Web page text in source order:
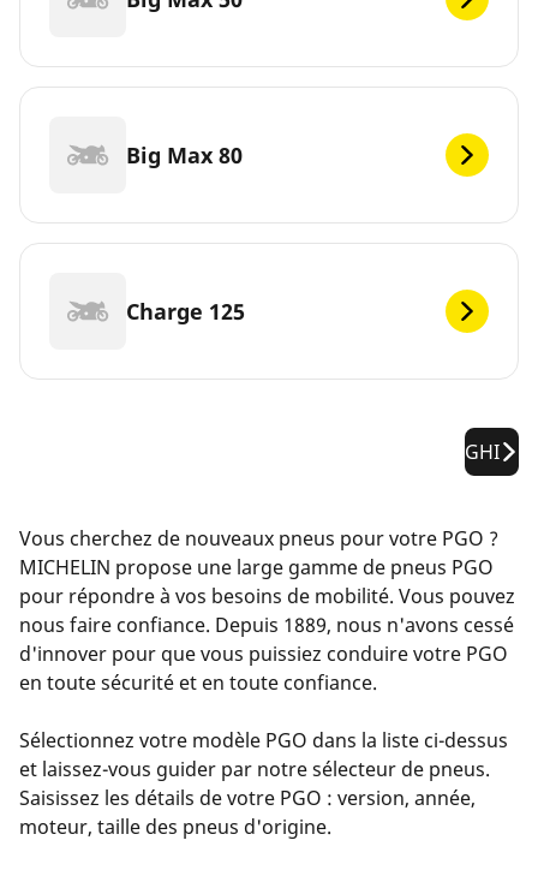
Big Max 80
Charge 125
GHI
Vous cherchez de nouveaux pneus pour votre PGO ?
MICHELIN propose une large gamme de pneus PGO
pour répondre à vos besoins de mobilité. Vous pouvez
nous faire confiance. Depuis 1889, nous n'avons cessé
d'innover pour que vous puissiez conduire votre PGO
en toute sécurité et en toute confiance.
Sélectionnez votre modèle PGO dans la liste ci-dessus
et laissez-vous guider par notre sélecteur de pneus.
Saisissez les détails de votre PGO : version, année,
moteur, taille des pneus d'origine.